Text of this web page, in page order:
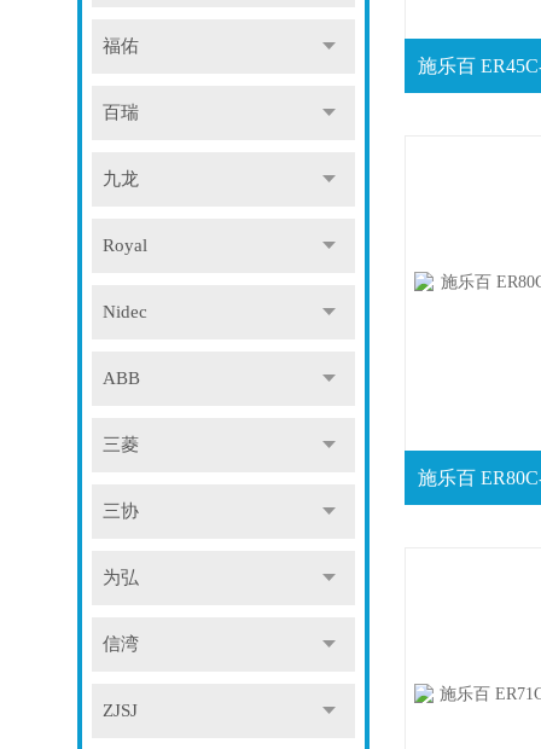
福佑
百瑞
九龙
Royal
Nidec
ABB
三菱
三协
为弘
信湾
ZJSJ